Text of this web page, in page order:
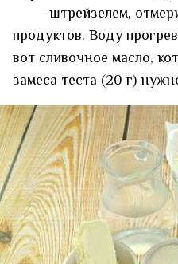
штрейзелем,
продуктов. Воду
вот сливочное масло,
замеса теста (20 г)